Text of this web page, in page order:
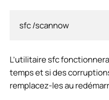
sfc /scannow
L’utilitaire sfc
temps et si des
remplacez-les au